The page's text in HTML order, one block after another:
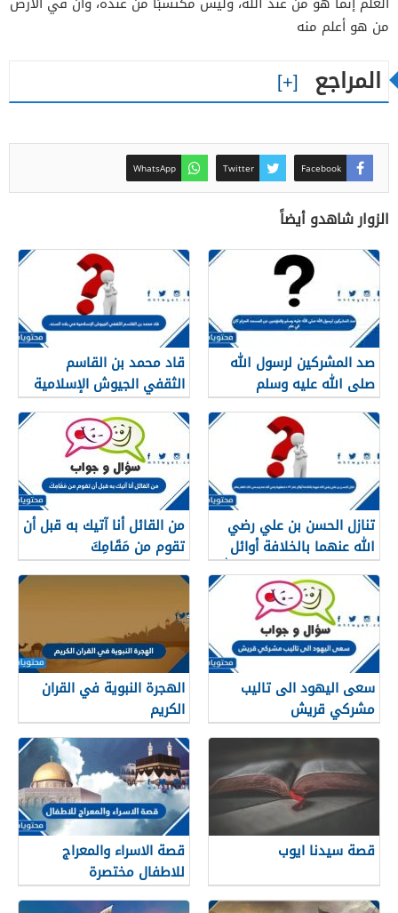
من هو أعلم منه
المراجع
Facebook
Twitter
WhatsApp
الزوار شاهدو أيضاً
صد المشركين لرسول الله
صلى الله عليه وسلم
والمؤمنين عن المسجد
الحرام كان في عام
قاد محمد بن القاسم
الثقفي الجيوش الإسلامية
في بلاد السند.
تنازل الحسن بن علي رضي
الله عنهما بالخلافة أوائل
عام 41 ه لمعاوية رضي الله
عنه وسمي ذلك العام بعام
من القائل أنا آتيك به قبل أن
تقوم من مَقَامِكَ
سعى اليهود الى تاليب
مشركي قريش
الهجرة النبوية في القران
الكريم
قصة سيدنا ايوب
قصة الاسراء والمعراج
للاطفال مختصرة